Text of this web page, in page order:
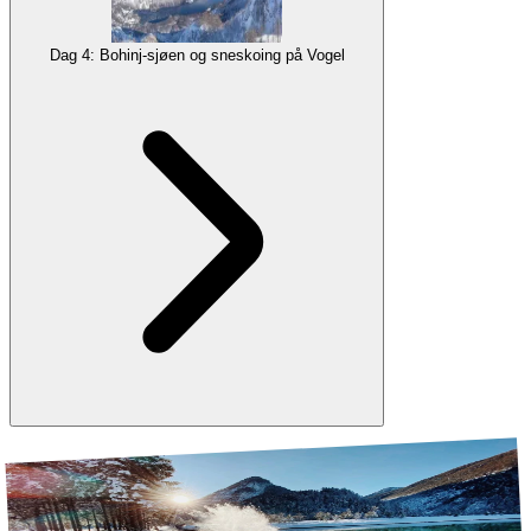
Overnatting i Bled
. Enten du er en erfaren skikjører eller bare begynner, er
det noe her for alle!
Dag 4: Bohinj-sjøen og sneskoing på Vogel
Snøskoturer en unik opplevelse som lar deg bevege deg hvor som
helst på snøen uten å måtte lage stier, og det føles som om du svever.
Det er perfekt for alle som ønsker å prøve noe nytt, og det er enkelt